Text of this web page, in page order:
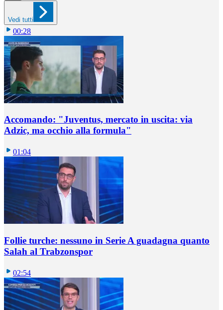
Vedi tutti
00:28
Accomando: "Juventus, mercato in uscita: via
Adzic, ma occhio alla formula"
01:04
Follie turche: nessuno in Serie A guadagna quanto
Salah al Trabzonspor
02:54